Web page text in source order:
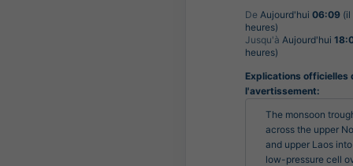
De Aujourd'hui 06:09 (il
heures)
Jusqu'à Aujourd'hui
heures)
Explications officielles
l'avertissement:
The monsoon
across the upper
and upper Laos
low-pressure cell